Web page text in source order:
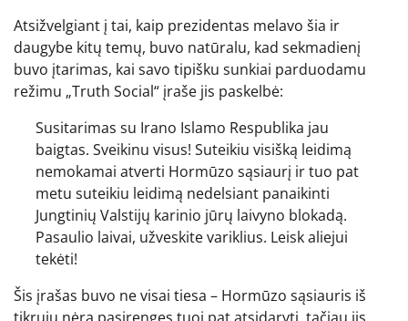
Atsižvelgiant į tai, kaip prezidentas melavo šia ir
daugybe kitų temų, buvo natūralu, kad sekmadienį
buvo įtarimas, kai savo tipišku sunkiai parduodamu
režimu „Truth Social“ įraše jis paskelbė:
Susitarimas su Irano Islamo Respublika jau
baigtas. Sveikinu visus! Suteikiu visišką leidimą
nemokamai atverti Hormūzo sąsiaurį ir tuo pat
metu suteikiu leidimą nedelsiant panaikinti
Jungtinių Valstijų karinio jūrų laivyno blokadą.
Pasaulio laivai, užveskite variklius. Leisk aliejui
tekėti!
Šis įrašas buvo ne visai tiesa – Hormūzo sąsiauris iš